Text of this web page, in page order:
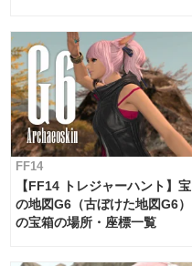
FF14
【FF14 トレジャーハント】宝
の地図G6（古ぼけた地図G6）
の宝箱の場所・座標一覧